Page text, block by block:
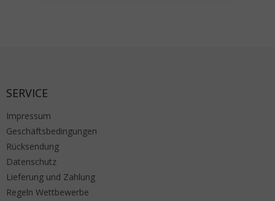
SERVICE
Impressum
Geschäftsbedingungen
Rücksendung
Datenschutz
Lieferung und Zahlung
Regeln Wettbewerbe